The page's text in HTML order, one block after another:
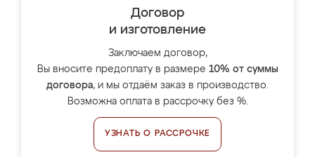
Договор
и изготовление
Заключаем договор,
Вы вносите предоплату в размере 10% от суммы
договора, и мы отдаём заказ в производство.
Возможна оплата в рассрочку без %.
УЗНАТЬ О РАССРОЧКЕ